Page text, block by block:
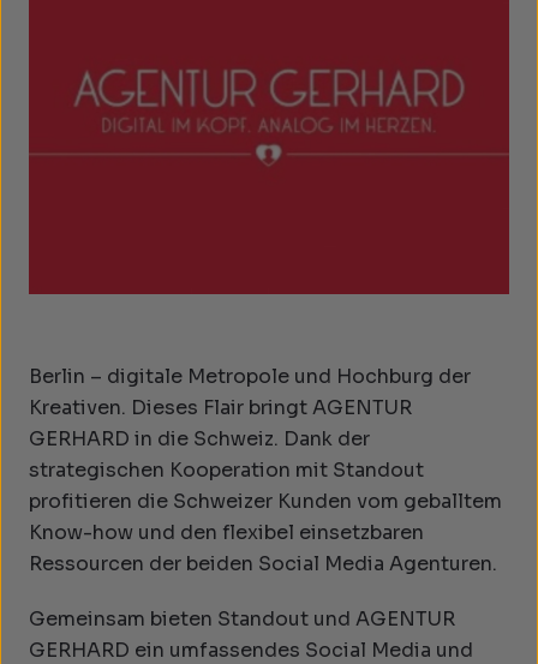
Berlin – digitale Metropole und Hochburg der
Kreativen. Dieses Flair bringt AGENTUR
GERHARD in die Schweiz. Dank der
strategischen Kooperation mit Standout
profitieren die Schweizer Kunden vom geballtem
Know-how und den flexibel einsetzbaren
Ressourcen der beiden Social Media Agenturen.
Gemeinsam bieten Standout und AGENTUR
GERHARD ein umfassendes Social Media und